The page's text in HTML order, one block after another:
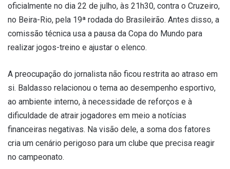
oficialmente no dia 22 de julho, às 21h30, contra o Cruzeiro,
no Beira-Rio, pela 19ª rodada do Brasileirão. Antes disso, a
comissão técnica usa a pausa da Copa do Mundo para
realizar jogos-treino e ajustar o elenco.
A preocupação do jornalista não ficou restrita ao atraso em
si. Baldasso relacionou o tema ao desempenho esportivo,
ao ambiente interno, à necessidade de reforços e à
dificuldade de atrair jogadores em meio a notícias
financeiras negativas. Na visão dele, a soma dos fatores
cria um cenário perigoso para um clube que precisa reagir
no campeonato.